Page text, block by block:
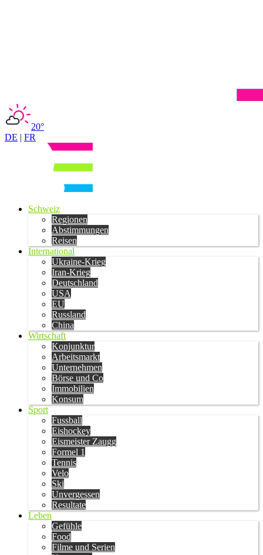
20°
DE | FR
Schweiz
Regionen
Abstimmungen
Reisen
International
Ukraine-Krieg
Iran-Krieg
Deutschland
USA
EU
Russland
China
Wirtschaft
Konjunktur
Arbeitsmarkt
Unternehmen
Börse und Co
Immobilien
Konsum
Sport
Fussball
Eishockey
Eismeister Zaugg
Formel 1
Tennis
Velo
Ski
Unvergessen
Resultate
Leben
Gefühle
Food
Filme und Serien